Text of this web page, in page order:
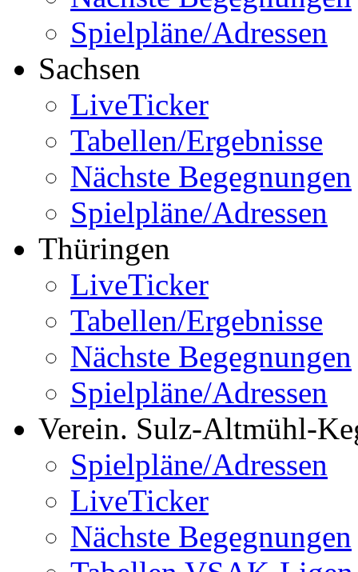
Spielpläne/Adressen
Sachsen
LiveTicker
Tabellen/Ergebnisse
Nächste Begegnungen
Spielpläne/Adressen
Thüringen
LiveTicker
Tabellen/Ergebnisse
Nächste Begegnungen
Spielpläne/Adressen
Verein. Sulz-Altmühl-
Spielpläne/Adressen
LiveTicker
Nächste Begegnungen